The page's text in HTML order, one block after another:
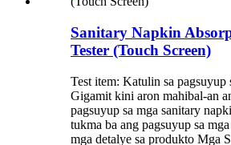
Sanitary Napkin
Tester (Touch Screen)
Test item: Katulin sa pagsuyup
Gigamit kini aron mahibal-an
pagsuyup sa mga sanitary
tukma ba ang pagsuyup sa
mga detalye sa produkto Mga